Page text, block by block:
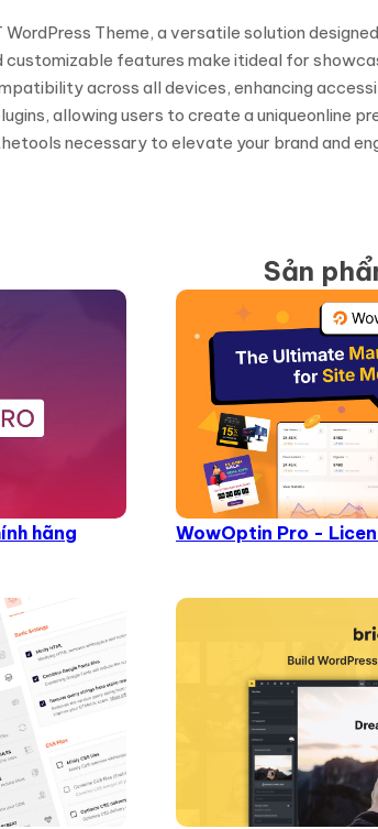
WordPress Theme, a versatile solution
features make itideal for
across all devices, enhancing
allowing users to create a uniqueonline
necessary to elevate your brand and
Sản
hãng WowOptin Pro -